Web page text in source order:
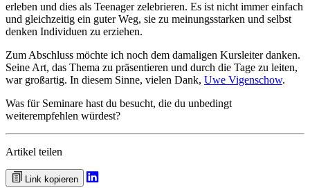
erleben und dies als Teenager zelebrieren. Es ist nicht immer einfach
und gleichzeitig ein guter Weg, sie zu meinungsstarken und selbst
denken Individuen zu erziehen.
Zum Abschluss möchte ich noch dem damaligen Kursleiter danken.
Seine Art, das Thema zu präsentieren und durch die Tage zu leiten,
war großartig. In diesem Sinne, vielen Dank, Uwe Vigenschow.
Was für Seminare hast du besucht, die du unbedingt
weiterempfehlen würdest?
Artikel teilen
Link kopieren